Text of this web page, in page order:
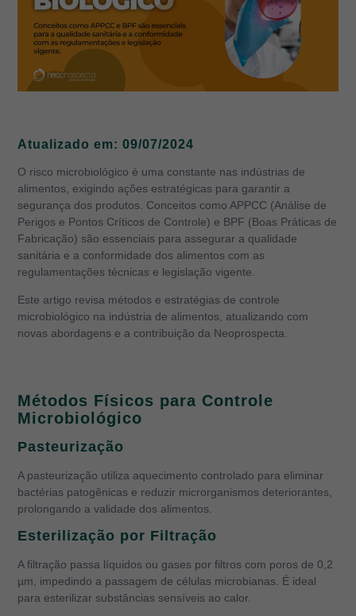
Atualizado em: 09/07/2024
O risco microbiológico é uma constante nas indústrias de
alimentos, exigindo ações estratégicas para garantir a
segurança dos produtos. Conceitos como APPCC (Análise de
Perigos e Pontos Críticos de Controle) e BPF (Boas Práticas de
Fabricação) são essenciais para assegurar a qualidade
sanitária e a conformidade dos alimentos com as
regulamentações técnicas e legislação vigente.
Este artigo revisa métodos e estratégias de controle
microbiológico na indústria de alimentos, atualizando com
novas abordagens e a contribuição da Neoprospecta.
Métodos Físicos para Controle
Microbiológico
Pasteurização
A pasteurização utiliza aquecimento controlado para eliminar
bactérias patogênicas e reduzir microrganismos deteriorantes,
prolongando a validade dos alimentos.
Esterilização por Filtração
A filtração passa líquidos ou gases por filtros com poros de 0,2
µm, impedindo a passagem de células microbianas. É ideal
para esterilizar substâncias sensíveis ao calor.